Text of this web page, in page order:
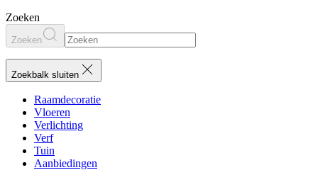
Zoeken
Zoeken
Zoekbalk sluiten
Raamdecoratie
Vloeren
Verlichting
Verf
Tuin
Aanbiedingen